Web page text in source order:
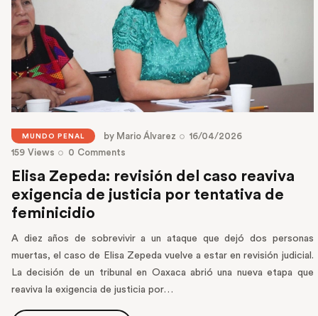
MUNDO PENAL by Mario Álvarez
16/04/2026
159 Views 0 Comments
Elisa Zepeda: revisión del caso reaviva
exigencia de justicia por tentativa de
feminicidio
A diez años de sobrevivir a un ataque que dejó dos personas
muertas, el caso de Elisa Zepeda vuelve a estar en revisión judicial.
La decisión de un tribunal en Oaxaca abrió una nueva etapa que
reaviva la exigencia de justicia por…